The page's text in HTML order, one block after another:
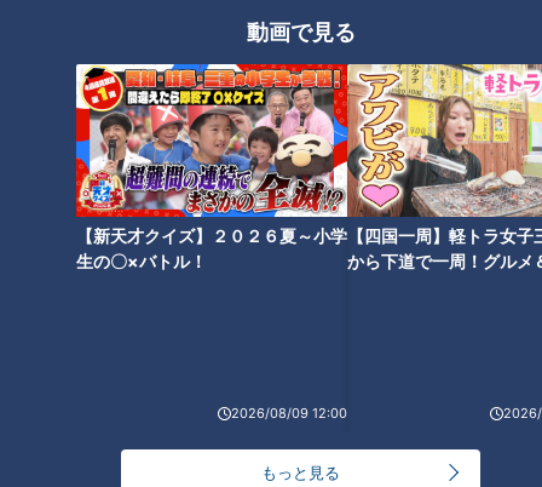
動画で見る
【新天才クイズ】２０２６夏～小学
生の〇×バトル！
2026/08/09 12:00
【四国一周】軽トラ女子
から下道で一周！グルメ
もっと見る
CBCテレビ『チャント！』マヂ学校に向かいます
まず、おじゃましたのは『園芸デザイン系列』の教室。花の育
成や庭造りなどの他、自分たちが育てた花で装飾も学べます。
この日は、愛知県内の農業高校生たちが参加するフラワーアレ
ンジメントコンテストの出場者を決めるために、生徒たちが作
品を熱心に作っていました。その作品はどれも個性的で、必ず
それぞれタイトルをつけることになっています。